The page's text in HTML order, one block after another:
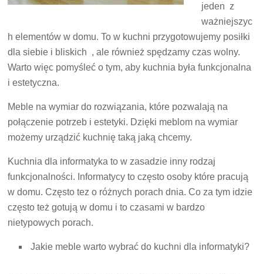
jeden z
ważniejszyc
h elementów w domu. To w kuchni przygotowujemy posiłki
dla siebie i bliskich , ale również spędzamy czas wolny.
Warto więc pomyśleć o tym, aby kuchnia była funkcjonalna
i estetyczna.
Meble na wymiar do rozwiązania, które pozwalają na
połączenie potrzeb i estetyki. Dzięki meblom na wymiar
możemy urządzić kuchnię taką jaką chcemy.
Kuchnia dla informatyka to w zasadzie inny rodzaj
funkcjonalności. Informatycy to często osoby które pracują
w domu. Często tez o różnych porach dnia. Co za tym idzie
często też gotują w domu i to czasami w bardzo
nietypowych porach.
Jakie meble warto wybrać do kuchni dla informatyki?